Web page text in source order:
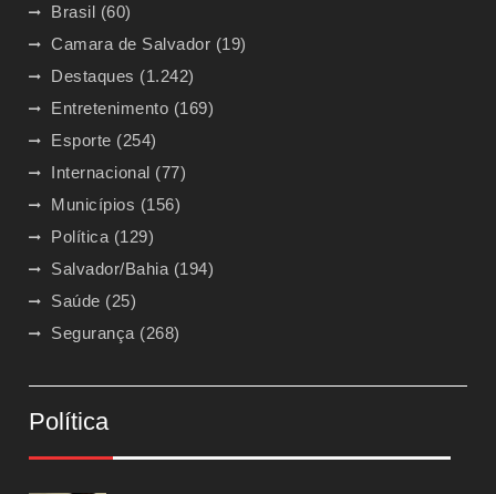
Brasil (60)
Camara de Salvador (19)
Destaques (1.242)
Entretenimento (169)
Esporte (254)
Internacional (77)
Municípios (156)
Política (129)
Salvador/Bahia (194)
Saúde (25)
Segurança (268)
Política